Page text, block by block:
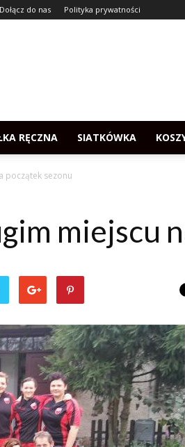
Dołącz do nas Polityka prywatności
RĘCZNA SIATKÓWKA
początek sezonu
miejscu